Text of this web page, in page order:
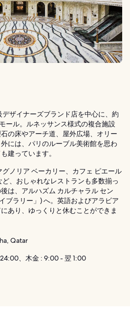
ザイナーズブランド店を中心に、約
ール。ルネッサンス様式の複合施設
の床やアーチ道、屋外広場、オリー
には、パリのルーブル美術館を思わ
建っています。
ノリア ベーカリー、カフェ ピエール
、おしゃれなレストランも多数揃っ
は、アルハズム カルチャラル セン
ブラリー」) へ。英語およびアラビア
あり、ゆっくりと休むことができま
Qatar
、木金 : 9:00 - 翌 1:00